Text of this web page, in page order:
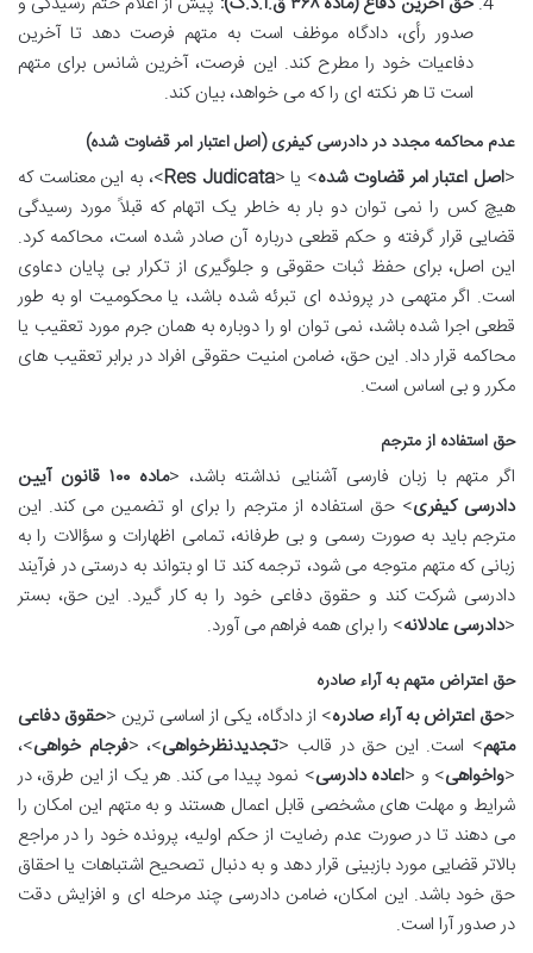
صدور رأی، دادگاه موظف است به متهم فرصت دهد تا آخرین
دفاعیات خود را مطرح کند. این فرصت، آخرین شانس برای متهم
است تا هر نکته ای را که می خواهد، بیان کند.
عدم محاکمه مجدد در دادرسی کیفری (اصل اعتبار امر قضاوت شده)
<اصل اعتبار امر قضاوت شده> یا <Res Judicata>، به این معناست که
هیچ کس را نمی توان دو بار به خاطر یک اتهام که قبلاً مورد رسیدگی
قضایی قرار گرفته و حکم قطعی درباره آن صادر شده است، محاکمه کرد.
این اصل، برای حفظ ثبات حقوقی و جلوگیری از تکرار بی پایان دعاوی
است. اگر متهمی در پرونده ای تبرئه شده باشد، یا محکومیت او به طور
قطعی اجرا شده باشد، نمی توان او را دوباره به همان جرم مورد تعقیب یا
محاکمه قرار داد. این حق، ضامن امنیت حقوقی افراد در برابر تعقیب های
مکرر و بی اساس است.
حق استفاده از مترجم
اگر متهم با زبان فارسی آشنایی نداشته باشد، <
ماده ۱۰۰ قانون آیین
دادرسی کیفری> حق استفاده از مترجم را برای او تضمین می کند. این
مترجم باید به صورت رسمی و بی طرفانه، تمامی اظهارات و سؤالات را به
زبانی که متهم متوجه می شود، ترجمه کند تا او بتواند به درستی در فرآیند
دادرسی شرکت کند و حقوق دفاعی خود را به کار گیرد. این حق، بستر
<دادرسی عادلانه> را برای همه فراهم می آورد.
حق اعتراض متهم به آراء صادره
<حق اعتراض به آراء صادره> از دادگاه، یکی از اساسی ترین <حقوق دفاعی
متهم> است. این حق در قالب <تجدیدنظرخواهی>، <فرجام خواهی>،
<واخواهی> و <اعاده دادرسی> نمود پیدا می کند. هر یک از این طرق، در
شرایط و مهلت های مشخصی قابل اعمال هستند و به متهم این امکان را
می دهند تا در صورت عدم رضایت از حکم اولیه، پرونده خود را در مراجع
بالاتر قضایی مورد بازبینی قرار دهد و به دنبال تصحیح اشتباهات یا احقاق
حق خود باشد. این امکان، ضامن دادرسی چند مرحله ای و افزایش دقت
در صدور آرا است.